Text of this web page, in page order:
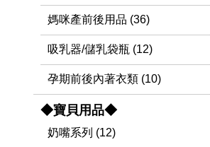
媽咪產前後用品 (36)
吸乳器/儲乳袋瓶 (12)
孕期前後內著衣類 (10)
◆寶貝用品◆
奶嘴系列 (12)